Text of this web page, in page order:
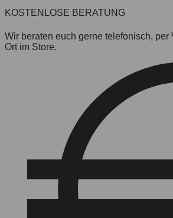
KOSTENLOSE BERATUNG
Wir beraten euch gerne telefonisch, per
Ort im Store.